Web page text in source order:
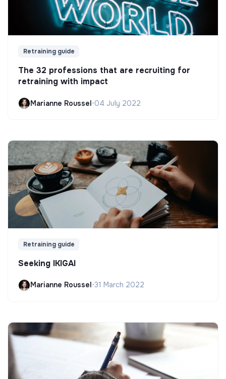
Retraining guide
The 32 professions that are recruiting for
retraining with impact
Marianne Roussel•04 July 2022
Retraining guide
Seeking IKIGAI
Marianne Roussel •31 March 2022